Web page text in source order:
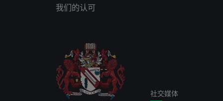
我们的认可
社交媒体